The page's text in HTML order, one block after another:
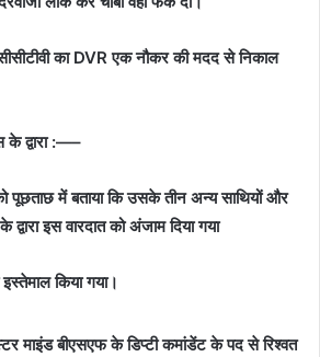
का DVR एक नौकर की मदद से निकाल
द्वारा :—–
पूछताछ में बताया कि उसके तीन अन्य साथियों और
द्वारा इस वारदात को अंजाम दिया गया
किया गया।
माइंड बीएसएफ के डिप्टी कमांडेंट के पद से रिश्वत